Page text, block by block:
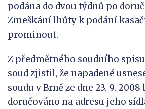
podána do dvou týdnů po
Zmeškání lhůty k podání
prominout.
Z předmětného soudního
soud zjistil, že napadené
soudu v Brně ze dne 23. 9.
doručováno na adresu jeho